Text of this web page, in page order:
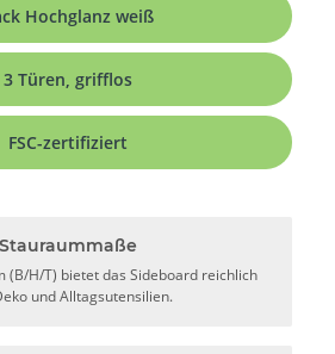
Hochglanz weiß
3 Türen, grifflos
FSC-zertifiziert
(B/H/T) bietet das Sideboard reichlich
und Alltagsutensilien.